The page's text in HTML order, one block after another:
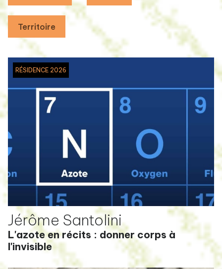
Territoire
RÉSIDENCE 2026
Jérôme Santolini
L'azote en récits : donner corps à
l'invisible